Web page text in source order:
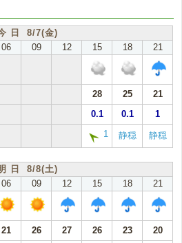
日 8/7(金)
06 09 12 15 18 21
28 25
21
0.1 0.1 1
1 静穏 静穏
日 8/8(土)
06 09 12 15 18 21
21 26 27 26 23
20